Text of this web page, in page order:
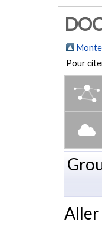
Pour
Aller